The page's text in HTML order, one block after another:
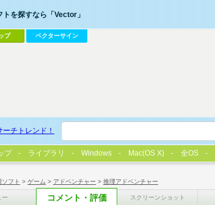
フト > ゲーム > アドベンチャー > 推理アドベンチャー
ー コメント・評価 スクリーンショット
トを探すなら「Vector」
プ ベクターサイン
ーチトレンド！
プ ライブラリ Windows Mac(OS X) 全OS